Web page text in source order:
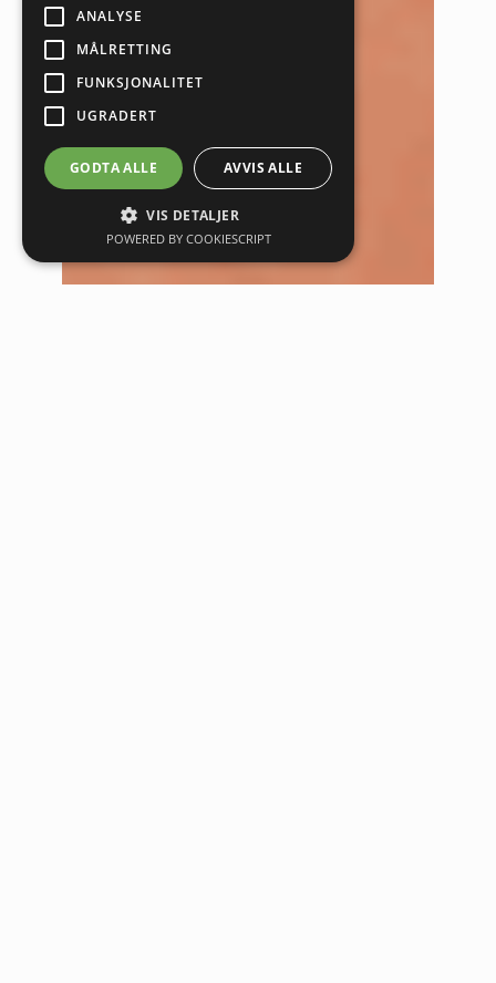
ANALYSE
MÅLRETTING
FUNKSJONALITET
UGRADERT
GODTA ALLE AVVIS ALLE
VIS DETALJER
POWERED BY COOKIESCRIPT